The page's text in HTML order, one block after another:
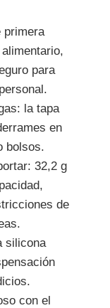
primera
para
la tapa
en
bolsos.
32,2 g
de
silicona
con el